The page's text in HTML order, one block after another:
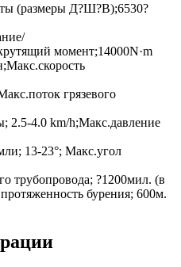
(размеры Д?Ш?В);6530?
момент;14000N·m
грязевого
2.5-4.0 km/h;Макс.давление
13-23°; Макс.угол
трубопровода; ?1200мил. (в
бурения; 600м.